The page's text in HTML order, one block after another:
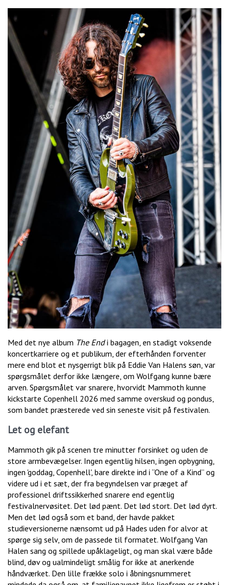
Med det nye album The Endi bagagen, en stadigt voksende
koncertkarriere og et publikum, der efterhånden forventer
mere end blot et nysgerrigt blik på Eddie Van Halens søn, var
spørgsmålet derfor ikke længere, om Wolfgang kunne bære
arven. Spørgsmålet var snarere, hvorvidt Mammoth kunne
kickstarte Copenhell 2026 med samme overskud og pondus,
som bandet præsterede ved sin seneste visit på festivalen.
Let og elefant
Mammoth gik på scenen tre minutter forsinket og uden de
store armbevægelser. Ingen egentlig hilsen, ingen opbygning,
ingen 'goddag, Copenhell', bare direkte ind i “One of a Kind” og
videre ud i et sæt, der fra begyndelsen var præget af
professionel driftssikkerhed snarere end egentlig
festivalnervøsitet. Det lød pænt. Det lød stort. Det lød dyrt.
Men det lød også som et band, der havde pakket
studieversionerne nænsomt ud på Hades uden for alvor at
spørge sig selv, om de passede til formatet. Wolfgang Van
Halen sang og spillede upåklageligt, og man skal være både
blind, døv og ualmindeligt smålig for ikke at anerkende
håndværket. Den lille frække solo i åbningsnummeret